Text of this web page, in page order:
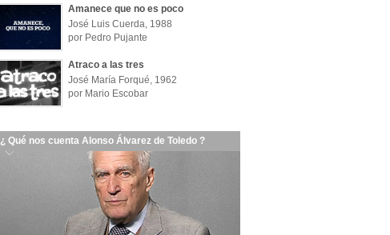
Amanece que no es poco
José Luis Cuerda, 1988
por Pedro Pujante
Atraco a las tres
José María Forqué, 1962
por Mario Escobar
¿ Qué nos cuenta Alonso Álvarez de Toledo ?